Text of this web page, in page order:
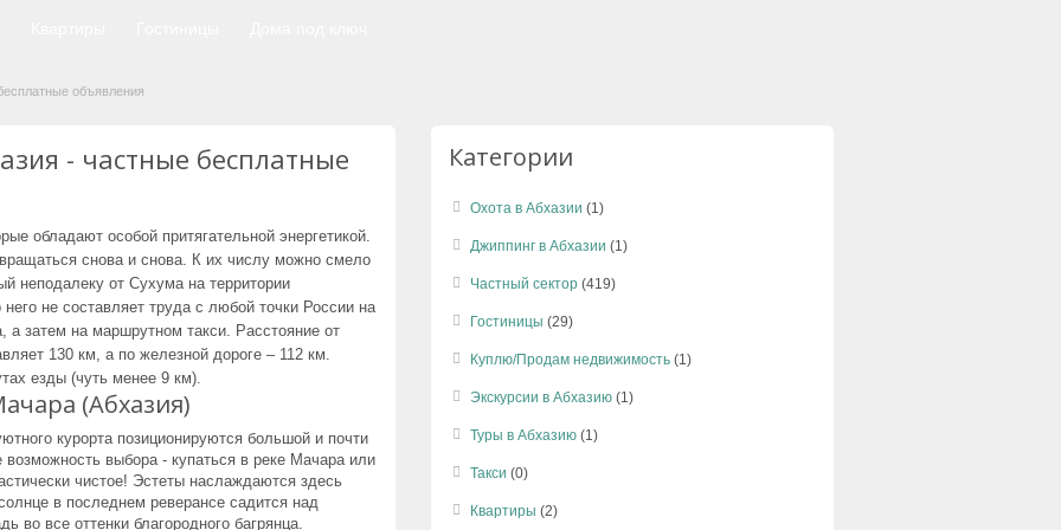
объявления
- частные бесплатные
обладают особой притягательной энергетикой.
снова и снова. К их числу можно смело
неподалеку от Сухума на территории
него не составляет труда с любой точки России на
а затем на маршрутном такси. Расстояние от
130 км, а по железной дороге – 112 км.
езды (чуть менее 9 км).
(Абхазия)
курорта позиционируются большой и почти
возможность выбора - купаться в реке Мачара или
чистое! Эстеты наслаждаются здесь
в последнем реверансе садится над
во все оттенки благородного багрянца.
Категории
Охота в Абхазии (1)
Джиппинг в Абхазии (1)
Частный сектор (419)
Гостиницы (29)
Куплю/Продам недвижимость (1)
Экскурсии в Абхазию (1)
Туры в Абхазию (1)
Такси (0)
Квартиры (2)